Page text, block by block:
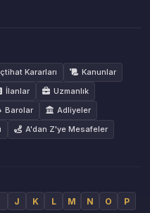
Kararları
Kanunlar
İlanlar
Uzmanlık
Barolar
Adliyeler
A'dan Z'ye Mesafeler
J K L M N O
P